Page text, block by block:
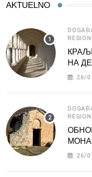
AKTUELNO
REGION
НА
26/
REGION
26/